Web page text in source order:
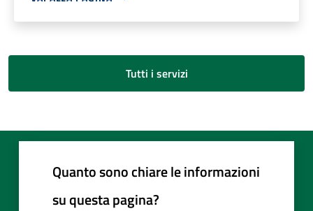
Tutti i servizi
Quanto sono chiare le informazioni
su questa pagina?